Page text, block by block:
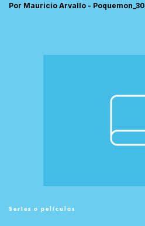
Por Mauricio Arvallo - Poquemon_30
Series o películas